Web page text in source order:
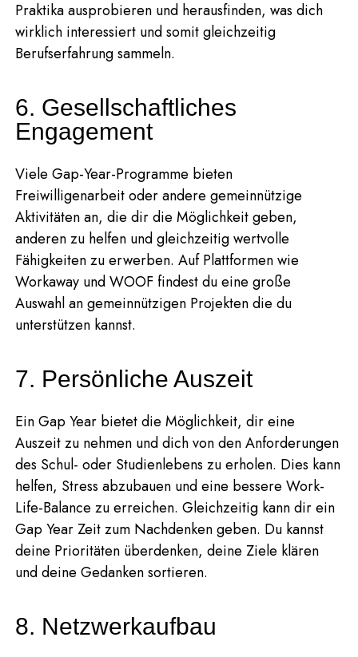
Praktika ausprobieren und herausfinden, was dich
wirklich interessiert und somit gleichzeitig
Berufserfahrung sammeln.
6. Gesellschaftliches
Engagement
Viele Gap-Year-Programme bieten
Freiwilligenarbeit oder andere gemeinnützige
Aktivitäten an, die dir die Möglichkeit geben,
anderen zu helfen und gleichzeitig wertvolle
Fähigkeiten zu erwerben. Auf Plattformen wie
Workaway und WOOF findest du eine große
Auswahl an gemeinnützigen Projekten die du
unterstützen kannst.
7. Persönliche Auszeit
Ein Gap Year bietet die Möglichkeit, dir eine
Auszeit zu nehmen und dich von den Anforderungen
des Schul- oder Studienlebens zu erholen. Dies kann
helfen, Stress abzubauen und eine bessere Work-
Life-Balance zu erreichen. Gleichzeitig kann dir ein
Gap Year Zeit zum Nachdenken geben. Du kannst
deine Prioritäten überdenken, deine Ziele klären
und deine Gedanken sortieren.
8. Netzwerkaufbau